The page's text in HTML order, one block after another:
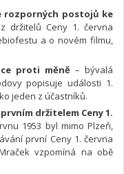
rozporných postojů ke
držitelů Ceny 1. června
a o novém filmu,
proti měně – bývalá
popisuje události 1.
jeden z účastníků.
držitelem Ceny 1.
1953 byl mimo Plzeň,
první Ceny 1. června
vzpomíná na obě